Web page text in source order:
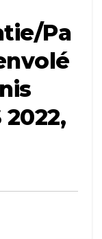
Pa
2022,